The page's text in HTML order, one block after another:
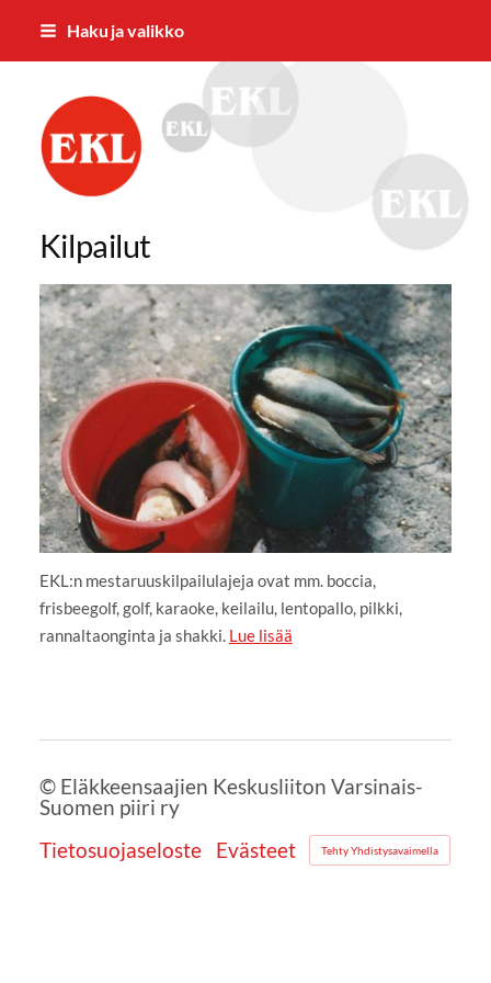
Siirry
Haku ja valikko
Eläkkeensaajien Keskusliiton
Kilpailut
EKL:n mestaruuskilpailulajeja ovat mm. boccia,
frisbeegolf, golf, karaoke, keilailu, lentopallo, pilkki,
rannaltaonginta ja shakki. Lue lisää
© Eläkkeensaajien Keskusliiton Varsinais-
Suomen piiri ry
Tietosuojaseloste
Evästeet Tehty Yhdistysavaimella